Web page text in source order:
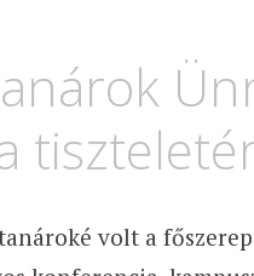
volt a